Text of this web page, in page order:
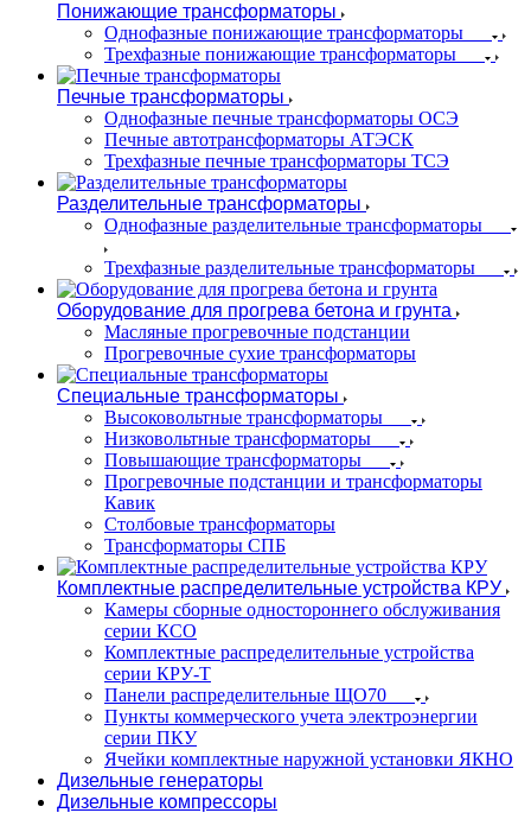
Понижающие трансформаторы
Однофазные понижающие трансформаторы
Трехфазные понижающие трансформаторы
Печные трансформаторы
Однофазные печные трансформаторы ОСЭ
Печные автотрансформаторы АТЭСК
Трехфазные печные трансформаторы ТСЭ
Разделительные трансформаторы
Однофазные разделительные трансформаторы
Трехфазные разделительные трансформаторы
Оборудование для прогрева бетона и грунта
Масляные прогревочные подстанции
Прогревочные сухие трансформаторы
Специальные трансформаторы
Высоковольтные трансформаторы
Низковольтные трансформаторы
Повышающие трансформаторы
Прогревочные подстанции и трансформаторы
Кавик
Столбовые трансформаторы
Трансформаторы СПБ
Комплектные распределительные устройства КРУ
Камеры сборные одностороннего обслуживания
серии КСО
Комплектные распределительные устройства
серии КРУ-Т
Панели распределительные ЩО70
Пункты коммерческого учета электроэнергии
серии ПКУ
Ячейки комплектные наружной установки ЯКНО
Дизельные генераторы
Дизельные компрессоры